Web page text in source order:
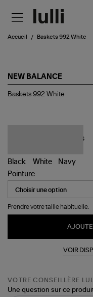
Accueil Baskets 992 White
NEW BALANCE
Baskets
Baskets 992 White
Pointure
Prendre votre taille habituelle.
VOIR
VOTRE CONSEILLÈRE
Une question sur ce